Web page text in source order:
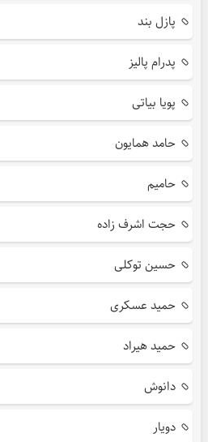
پازل بند
پدرام پالیز
پویا بیاتی
حامد همایون
حامیم
حجت اشرف زاده
حسین توکلی
حمید عسکری
حمید هیراد
دانوش
دویار